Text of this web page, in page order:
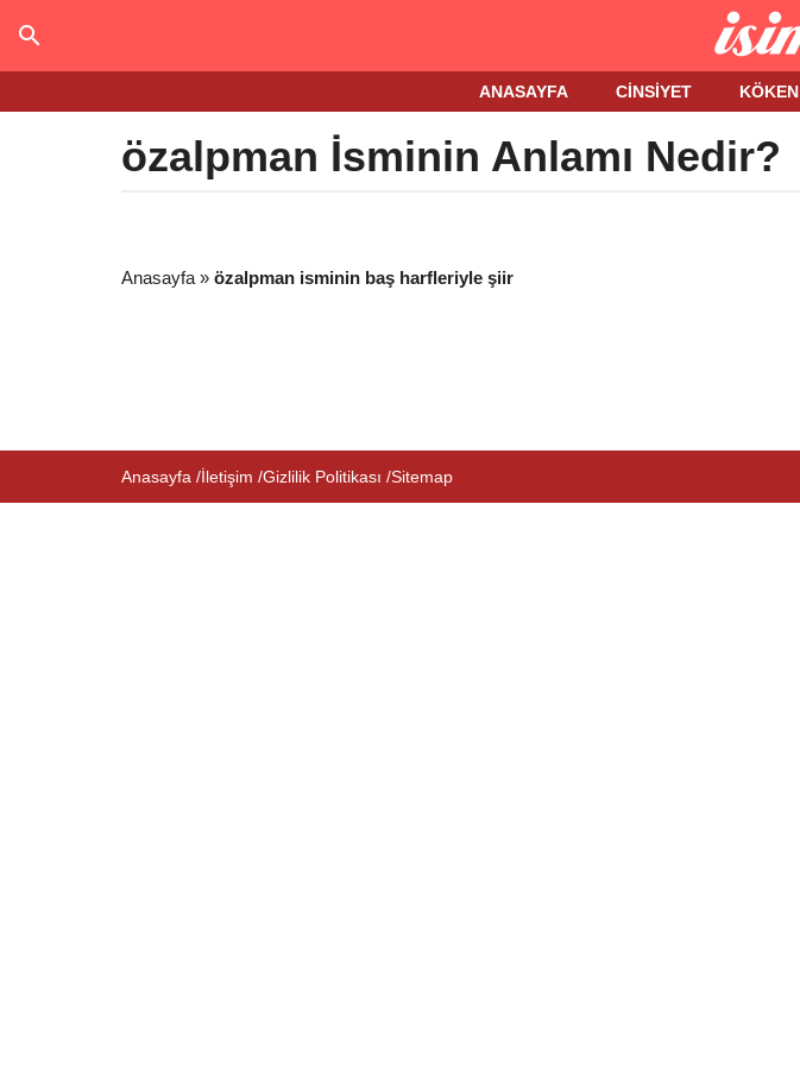
ANASAYFA CINSIYET KÖKEN
özalpman İsminin Anlamı Nedir?
Anasayfa » özalpman isminin baş harfleriyle şiir
Anasayfa İletişim Gizlilik Politikası Sitemap